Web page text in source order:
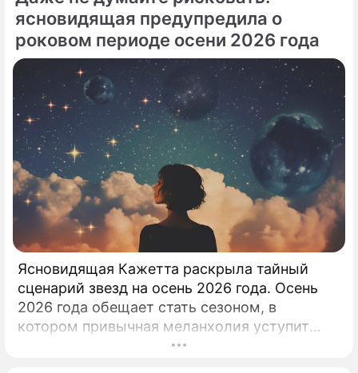
бескомпромиссный характер.
ясновидящая предупредила о
роковом периоде осени 2026 года
Ясновидящая Кажетта раскрыла тайный
сценарий звезд на осень 2026 года. Осень
2026 года обещает стать сезоном, в
котором привычная меланхолия уступит
место активному движению, полезным